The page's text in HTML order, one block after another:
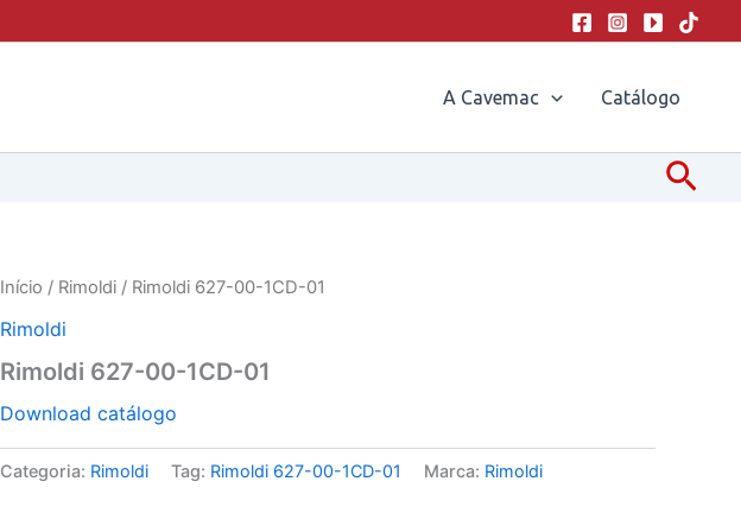
A Cavemac Catálogo
Início / Rimoldi / Rimoldi 627-00-1CD-01
Rimoldi
Rimoldi 627-00-1CD-01
Download catálogo
Categoria: Rimoldi Tag: Rimoldi 627-00-1CD-01 Marca: Rimoldi